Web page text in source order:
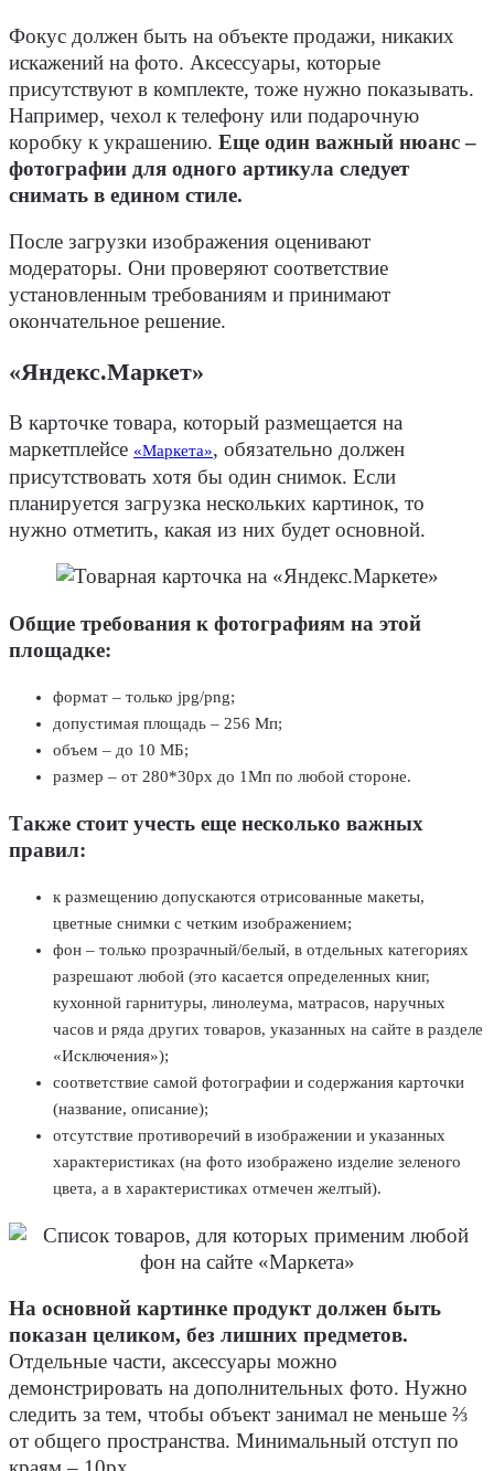
Фокус должен быть на объекте продажи, никаких
искажений на фото. Аксессуары, которые
присутствуют в комплекте, тоже нужно показывать.
Например, чехол к телефону или подарочную
коробку к украшению. Еще один важный нюанс –
фотографии для одного артикула следует
снимать в едином стиле.
После загрузки изображения оценивают
модераторы. Они проверяют соответствие
установленным требованиям и принимают
окончательное решение.
«Яндекс.Маркет»
В карточке товара, который размещается на
маркетплейсе «Маркета», обязательно должен
присутствовать хотя бы один снимок. Если
планируется загрузка нескольких картинок, то
нужно отметить, какая из них будет основной.
Общие требования к фотографиям на этой
площадке:
формат – только jpg/png;
допустимая площадь – 256 Мп;
объем – до 10 МБ;
размер – от 280*30px до 1Мп по любой стороне.
Также стоит учесть еще несколько важных
правил:
к размещению допускаются отрисованные макеты,
цветные снимки с четким изображением;
фон – только прозрачный/белый, в отдельных категориях
разрешают любой (это касается определенных книг,
кухонной гарнитуры, линолеума, матрасов, наручных
часов и ряда других товаров, указанных на сайте в разделе
«Исключения»);
соответствие самой фотографии и содержания карточки
(название, описание);
отсутствие противоречий в изображении и указанных
характеристиках (на фото изображено изделие зеленого
цвета, а в характеристиках отмечен желтый).
На основной картинке продукт должен быть
показан целиком, без лишних предметов.
Отдельные части, аксессуары можно
демонстрировать на дополнительных фото. Нужно
следить за тем, чтобы объект занимал не меньше ⅔
от общего пространства. Минимальный отступ по